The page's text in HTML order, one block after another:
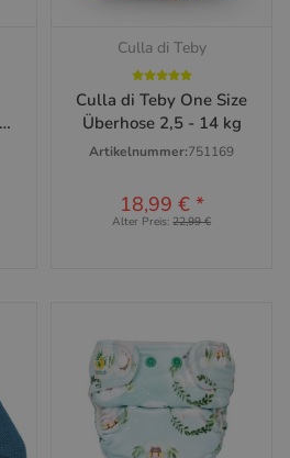
Culla di Teby
Culla di Teby One Size
Überhose 2,5 - 14 kg
Artikelnummer:751169
18,99 € *
Alter Preis:22,99 €